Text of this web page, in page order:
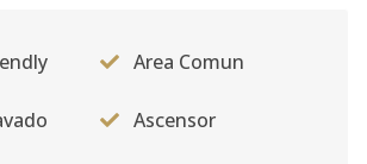
Area Comun
Ascensor